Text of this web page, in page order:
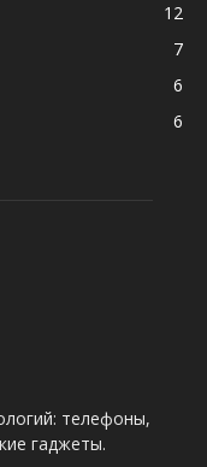
12
7
6
6
телефоны,
гаджеты.